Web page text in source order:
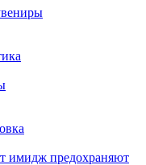
имидж предохраняют